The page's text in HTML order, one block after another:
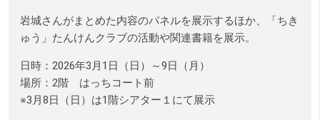
岩城さんがまとめた内容のパネルを展示するほか、「ちき
ゅう」たんけんクラブの活動や関連書籍を展示。
日時：2026年3月1日（日）～9日（月）
場所：2階 はっちコート前
※3月8日（日）は1階シアター１にて展示